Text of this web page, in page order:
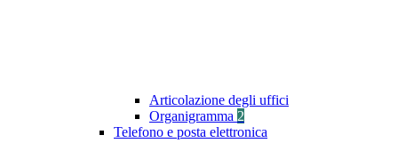
Articolazione degli uffici
Organigramma 2
Telefono e posta elettronica